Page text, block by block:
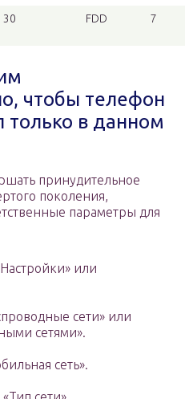
30 FDD 7
чтобы телефон
в данном
принудительное
поколения,
параметры для
или
сети» или
сетями».
сеть».